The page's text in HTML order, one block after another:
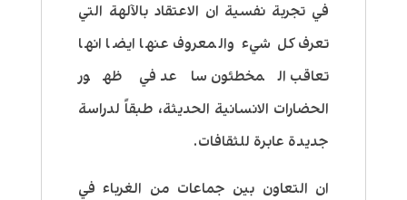
في تجربة نفسية ان الاعتقاد بالآلهة التي
تعرف كل شيء والمعروف عنها ايضا انها
تعاقب المخطئون ساعد في ظهور
الحضارات الانسانية الحديثة، طبقاً لدراسة
جديدة عابرة للثقافات.
ان التعاون بين جماعات من الغرباء في